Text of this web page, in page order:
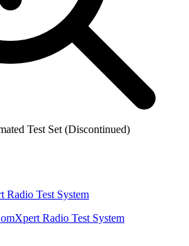
Test Set (Discontinued)
Radio Test System